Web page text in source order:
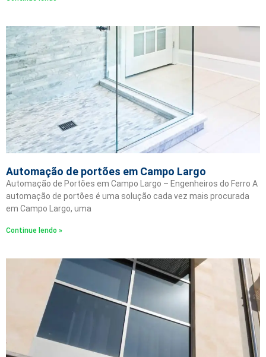
Automação de portões em Campo Largo
Automação de Portões em Campo Largo – Engenheiros do Ferro A
automação de portões é uma solução cada vez mais procurada
em Campo Largo, uma
Continue lendo »